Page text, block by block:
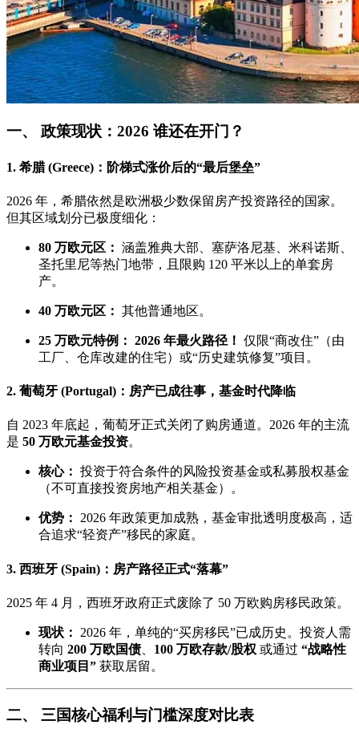
一、 政策现状：2026 谁还在开门？
1. 希腊 (Greece)：阶梯式涨价后的“最后堡垒”
2026 年，希腊依然是欧洲极少数保留房产投资路径的国家。
但其区域划分已极度细化：
80 万欧元区： 涵盖雅典大部、塞萨洛尼基、米科诺斯、
圣托里尼等热门地带，且限购 120 平米以上的单套房
产。
40 万欧元区： 其他普通地区。
25 万欧元特例： 2026 年最火路径！ 仅限“商改住”（由
工厂、仓库改建的住宅）或“历史建筑修复”项目。
2. 葡萄牙 (Portugal)：房产已成往事，基金时代降临
自 2023 年底起，葡萄牙正式关闭了购房通道。2026 年的主流
是 50 万欧元基金投资。
核心： 投资于符合条件的风险投资基金或私募股权基金
（不可直接投资房地产相关基金）。
优势： 2026 年政策更加成熟，基金审批透明度极高，适
合追求“轻资产”移民的家庭。
3. 西班牙 (Spain)：房产路径正式“落幕”
2025 年 4 月，西班牙政府正式废除了 50 万欧购房移民政策。
现状：
2026 年，单纯的“买房移民”已成历史。投资人需
转向 200 万欧国债、 100 万欧存款/股权 或通过 “战略性
商业项目” 获取居留。
二、 三国核心福利与门槛深度对比表